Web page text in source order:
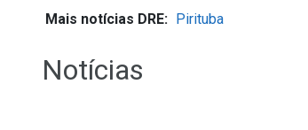
Mais notícias DRE: Pirituba
Notícias